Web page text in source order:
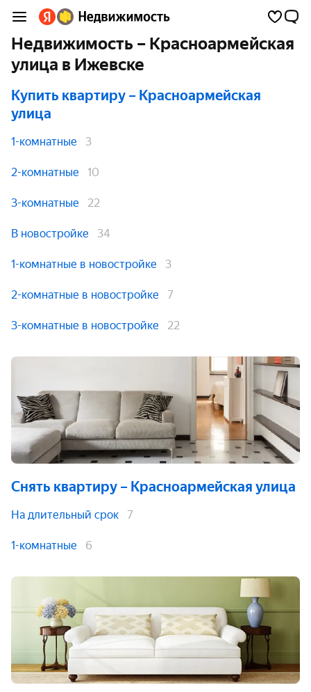
Недвижимость – Красноармейская
улица в Ижевске
Купить квартиру – Красноармейская
улица
1-комнатные 3
2-комнатные 10
3-комнатные 22
В новостройке 34
1-комнатные в новостройке 3
2-комнатные в новостройке 7
3-комнатные в новостройке 22
Снять квартиру – Красноармейская улица
На длительный срок 7
1-комнатные 6